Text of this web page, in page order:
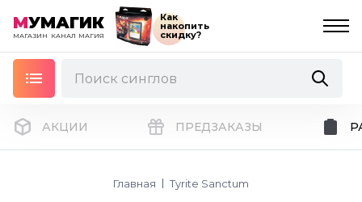
МУМАГИК
МАГАЗИН КАНАЛ МАГИЯ
Как
накопить
скидку?
АКЦИИ ПРЕДЗАКАЗЫ
Главная Tyrite Sanctum